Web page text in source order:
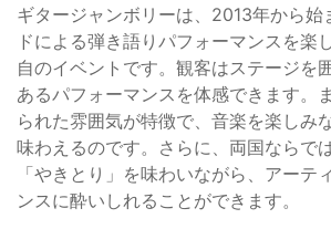
ギタージャンボリーは、2013年から始
ドによる弾き語りパフォーマンスを楽
自のイベントです。観客はステージを
あるパフォーマンスを体感できます。
られた雰囲気が特徴で、音楽を楽しみ
味わえるのです。さらに、両国ならで
「やきとり」を味わいながら、アーテ
ンスに酔いしれることができます。